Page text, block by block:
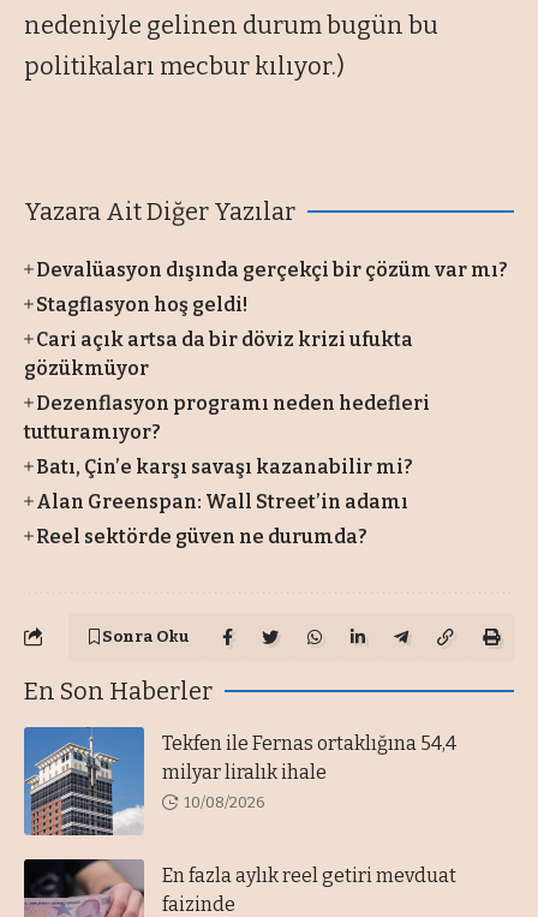
nedeniyle gelinen durum bugün bu
politikaları mecbur kılıyor.)
Yazara Ait Diğer Yazılar
Devalüasyon dışında gerçekçi bir çözüm var mı?
Stagflasyon hoş geldi!
Cari açık artsa da bir döviz krizi ufukta
gözükmüyor
Dezenflasyon programı neden hedefleri
tutturamıyor?
Batı, Çin’e karşı savaşı kazanabilir mi?
Alan Greenspan: Wall Street’in adamı
Reel sektörde güven ne durumda?
Sonra Oku
En Son Haberler
Tekfen ile Fernas ortaklığına 54,4
milyar liralık ihale
10/08/2026
En fazla aylık reel getiri mevduat
faizinde